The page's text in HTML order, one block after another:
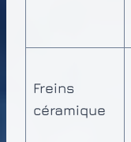
Freins
céramique